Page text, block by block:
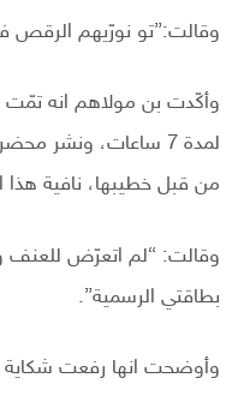
وقالت:”تو نورّيهم الرقص
وأكّدت بن مولاهم انه تمّت
لمدة 7 ساعات،
من قبل خطيبها، نافية هذا
وقالت: “لم اتعرّض للعنف
بطاقتي الرسمية”.
وأوضحت انها رفعت